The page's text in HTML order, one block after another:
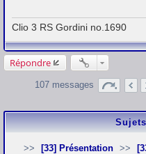
Clio 3 RS Gordini no.1690
Répondre
107 messages
[33] Présentation